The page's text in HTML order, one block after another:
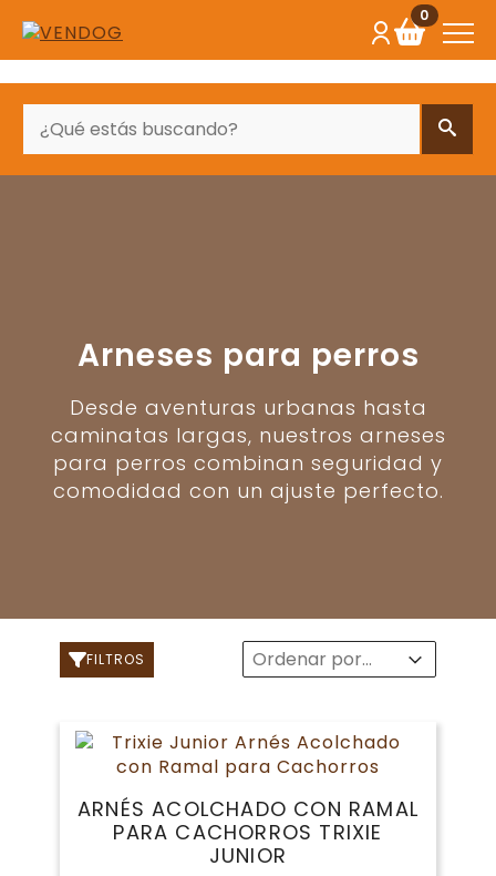
0
Arneses para perros
Desde aventuras urbanas hasta
caminatas largas, nuestros arneses
para perros combinan seguridad y
comodidad con un ajuste perfecto.
FILTROS Sort
Sort content
Sort content
ARNÉS ACOLCHADO CON RAMAL
PARA CACHORROS TRIXIE
JUNIOR